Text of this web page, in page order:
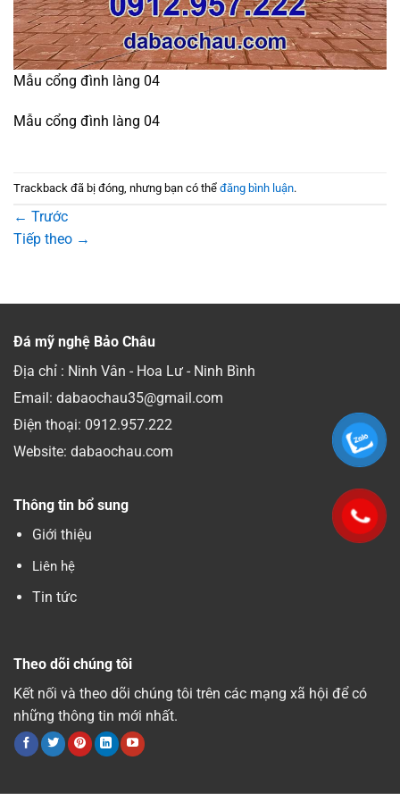
Mẫu cổng đình làng 04
Mẫu cổng đình làng 04
Trackback đã bị đóng, nhưng bạn có thể đăng bình luận.
← Trước
Tiếp theo →
Đá mỹ nghệ Bảo Châu
Địa chỉ : Ninh Vân - Hoa Lư - Ninh Bình
Email: dabaochau35@gmail.com
Điện thoại: 0912.957.222
Website: dabaochau.com
Thông tin bổ sung
Giới thiệu
Liên hệ
Tin tức
Theo dõi chúng tôi
Kết nối và theo dõi chúng tôi trên các mạng xã hội để có
những thông tin mới nhất.